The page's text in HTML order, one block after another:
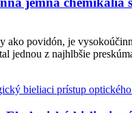
ako povidón, je
jednou z najhlbšie